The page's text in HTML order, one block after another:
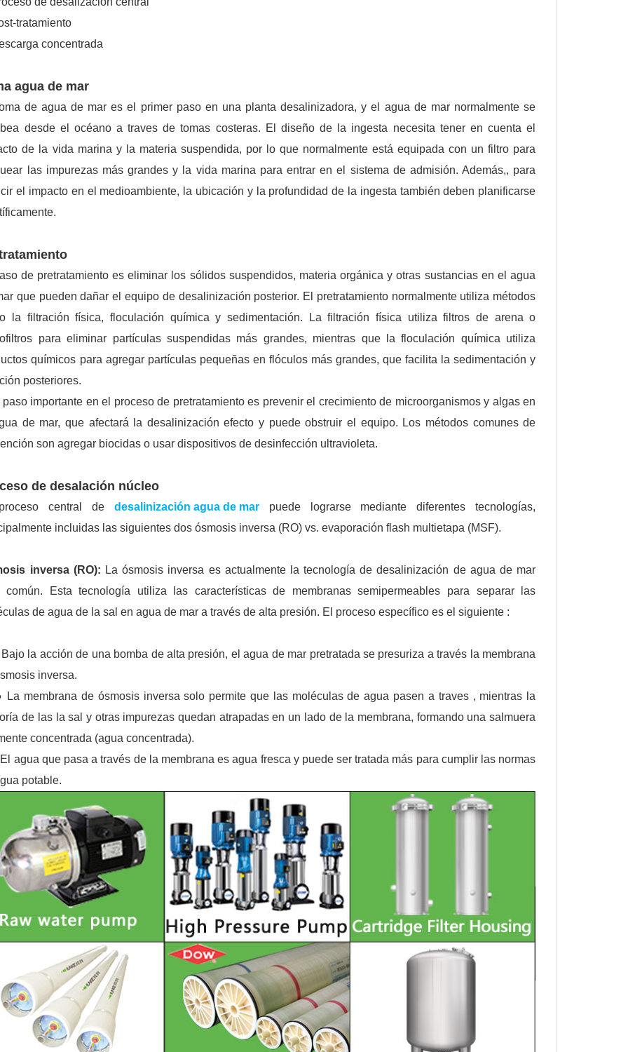
tratamiento
concentrada
agua de mar
de agua de mar es el primer paso en una planta desalinizadora, y el agua de mar normalmente se
desde el océano a traves de tomas costeras. El diseño de la ingesta necesita tener en cuenta el
de la vida marina y la materia suspendida, por lo que normalmente está equipada con un filtro para
las impurezas más grandes y la vida marina para entrar en el sistema de admisión. Además,, para
el impacto en el medioambiente, la ubicación y la profundidad de la ingesta también deben planificarse
de pretratamiento es eliminar los sólidos suspendidos, materia orgánica y otras sustancias en el agua
que pueden dañar el equipo de desalinización posterior. El pretratamiento normalmente utiliza métodos
la filtración física, floculación química y sedimentación. La filtración física utiliza filtros de arena o
para eliminar partículas suspendidas más grandes, mientras que la floculación química utiliza
químicos para agregar partículas pequeñas en flóculos más grandes, que facilita la sedimentación y
posteriores.
paso importante en el proceso de pretratamiento es prevenir el crecimiento de microorganismos y algas en
de mar, que afectará la desalinización efecto y puede obstruir el equipo. Los métodos comunes de
son agregar biocidas o usar dispositivos de desinfección ultravioleta.
de desalación núcleo
central de desalinización agua de marpuede lograrse mediante diferentes tecnologías,
incluidas las siguientes dos ósmosis inversa (RO) vs. evaporación flash multietapa (MSF).
inversa (RO): La ósmosis inversa es actualmente la tecnología de desalinización de agua de mar
común. Esta tecnología utiliza las características de membranas semipermeables para separar las
de agua de la sal en agua de mar a través de alta presión. El proceso específico es el siguiente :
la acción de una bomba de alta presión, el agua de mar pretratada se presuriza a través la membrana
inversa.
membrana de ósmosis inversa solo permite que las moléculas de agua pasen a traves , mientras la
de las la sal y otras impurezas quedan atrapadas en un lado de la membrana, formando una salmuera
concentrada (agua concentrada).
que pasa a través de la membrana es agua fresca y puede ser tratada más para cumplir las normas
potable.